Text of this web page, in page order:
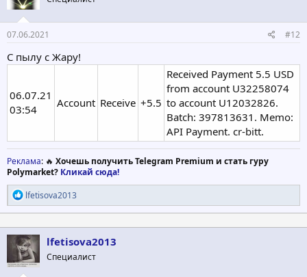
07.06.2021 #12
С пылу с Жару!
06.07.21
03:54
Account Receive +5.5
Received Payment 5.5 USD
from account U32258074
to account U12032826.
Batch: 397813631. Memo:
API Payment. cr-bitt.
Реклама: 🔥 Хочешь получить Telegram Premium и стать гуру
Polymarket? Кликай сюда!
Р
е
а
к
ц
и
и
:
lfetisova2013
lfetisova2013
Специалист